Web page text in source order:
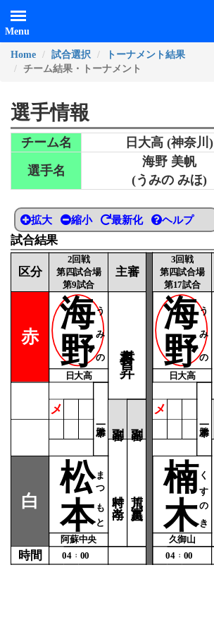
Menu
Home 試合選択
トーナメント結果
チーム結果・トーナメント
選手情報
チーム名
日大高 (神奈川)
選手名
海野 美帆
(うみの みほ)
拡大 縮小 最新化 ヘルプ
試合結果
区分
2回戦
第四試合場
第9試合
主審
3回戦
第四試合場
第17試合
赤
海
野うみの
海
野うみの
日大高 日大高
メ メ
白
松
本まつもと
楠
木くすのき
阿蘇中央 久御山
時間 04 ： 00 04 ： 00